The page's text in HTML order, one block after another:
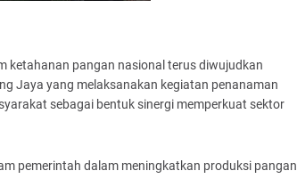
ketahanan pangan nasional terus diwujudkan
Jaya yang melaksanakan kegiatan penanaman
sebagai bentuk sinergi memperkuat sektor
pemerintah dalam meningkatkan produksi pangan